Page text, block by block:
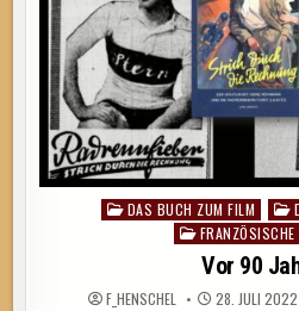
PostedDAS BUCH ZUM FILM
FRANZÖSISCHE
Vor 90
F_HENSCHEL 28. JULI 2022